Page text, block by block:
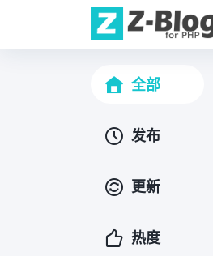
全部
发布
更新
热度